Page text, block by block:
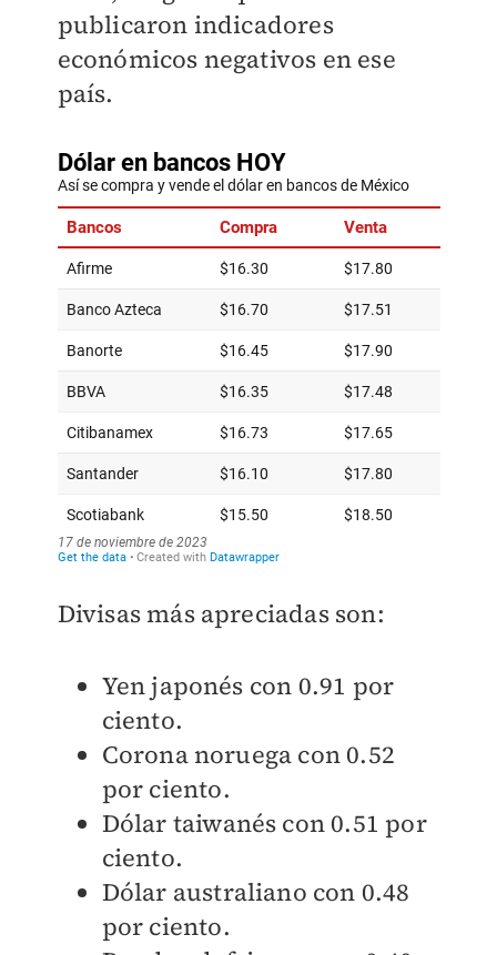
publicaron indicadores
económicos negativos en ese
país.
Divisas más apreciadas son:
Yen japonés con 0.91 por
ciento.
Corona noruega con 0.52
por ciento.
Dólar taiwanés con 0.51 por
ciento.
Dólar australiano con 0.48
por ciento.